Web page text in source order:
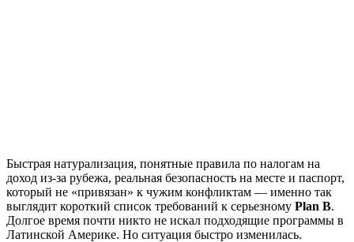
Быстрая натурализация, понятные правила по налогам на
доход из-за рубежа, реальная безопасность на месте и паспорт,
который не «привязан» к чужим конфликтам — именно так
выглядит короткий список требований к серьезному Plan B.
Долгое время почти никто не искал подходящие программы в
Латинской Америке. Но ситуация быстро изменилась.